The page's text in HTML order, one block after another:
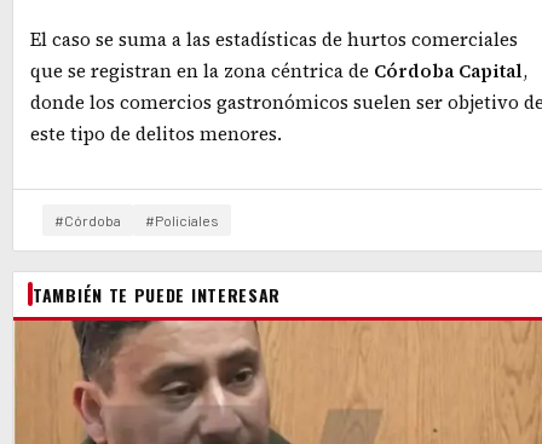
El caso se suma a las estadísticas de hurtos comerciales
que se registran en la zona céntrica de Córdoba Capital,
donde los comercios gastronómicos suelen ser objetivo
este tipo de delitos menores.
#Córdoba #Policiales
TAMBIÉN TE PUEDE INTERESAR